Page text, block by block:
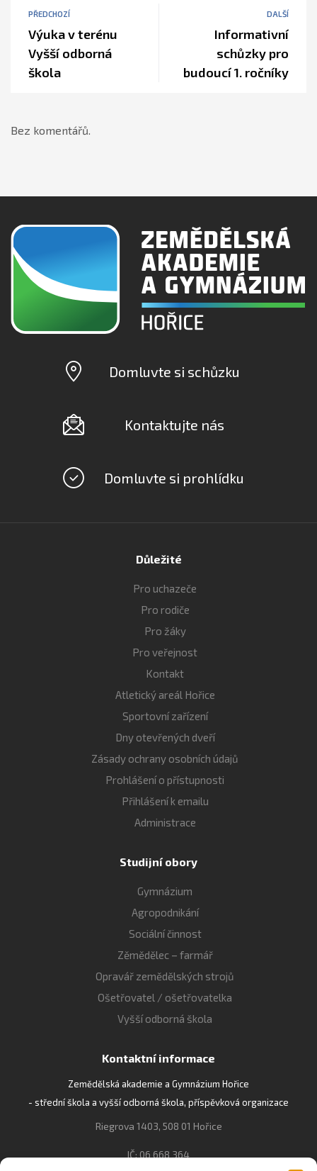
PŘEDCHOZÍ
Výuka v terénu
Vyšší odborná
škola
DALŠÍ
Informativní
schůzky pro
budoucí 1. ročníky
Bez komentářů.
Domluvte si schůzku
Kontaktujte nás
Domluvte si prohlídku
Důležité
Pro uchazeče
Pro rodiče
Pro žáky
Pro veřejnost
Kontakt
Atletický areál Hořice
Sportovní zařízení
Dny otevřených dveří
Zásady ochrany osobních údajů
Prohlášení o přístupnosti
Přihlášení k emailu
Administrace
Studijní obory
Gymnázium
Agropodnikání
Sociální činnost
Zěmědělec – farmář
Opravář zemědělských strojů
Ošetřovatel / ošetřovatelka
Vyšší odborná škola
Kontaktní informace
Zemědělská akademie a Gymnázium Hořice
- střední škola a vyšší odborná škola, příspěvková organizace
Riegrova 1403, 508 01 Hořice
IČ: 06 668 364